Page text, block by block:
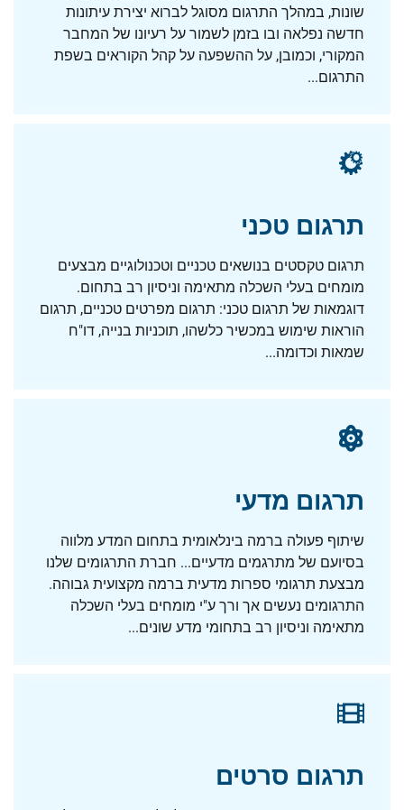
שונות, במהלך התרגום מסוגל לברוא יצירת עיתונות
חדשה נפלאה ובו בזמן לשמור על רעיונו של המחבר
המקורי, וכמובן, על ההשפעה על קהל הקוראים בשפת
התרגום...
תרגום טכני
תרגום טקסטים בנושאים טכניים וטכנולוגיים מבצעים
מומחים בעלי השכלה מתאימה וניסיון רב בתחום.
דוגמאות של תרגום טכני: תרגום מפרטים טכניים, תרגום
הוראות שימוש במכשיר כלשהו, תוכניות בנייה, דו"ח
שמאות וכדומה...
תרגום מדעי
שיתוף פעולה ברמה בינלאומית בתחום המדע מלווה
בסיועם של מתרגמים מדעיים... חברת התרגומים שלנו
מבצעת תרגומי ספרות מדעית ברמה מקצועית גבוהה.
התרגומים נעשים אך ורך ע"י מומחים בעלי השכלה
מתאימה וניסיון רב בתחומי מדע שונים...
תרגום סרטים